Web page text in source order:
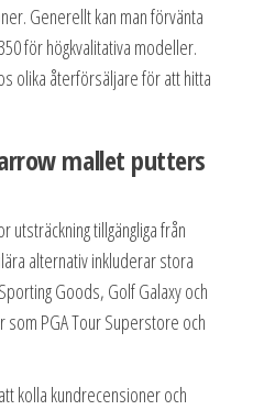
Generellt kan man förvänta
för högkvalitativa modeller.
olika återförsäljare för att hitta
mallet putters
tillgängliga från
alternativ inkluderar stora
Goods, Golf Galaxy och
PGA Tour Superstore och
kolla kundrecensioner och